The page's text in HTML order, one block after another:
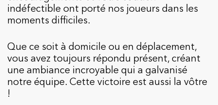
indéfectible ont porté nos joueurs dans les
moments difficiles.
Que ce soit à domicile ou en déplacement,
vous avez toujours répondu présent, créant
une ambiance incroyable qui a galvanisé
notre équipe. Cette victoire est aussi la vôtre
!